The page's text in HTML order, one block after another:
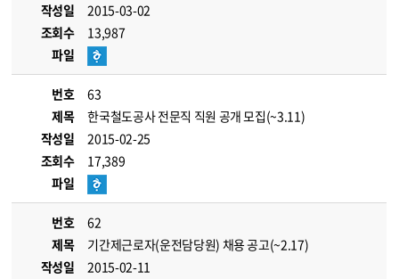
작성일
2015-03-02
조회수
13,987
파일
번호
63
제목
한국철도공사 전문직 직원 공개 모집(~3.11)
작성일
2015-02-25
조회수
17,389
파일
번호
62
제목
기간제근로자(운전담당원) 채용 공고(~2.17)
작성일
2015-02-11